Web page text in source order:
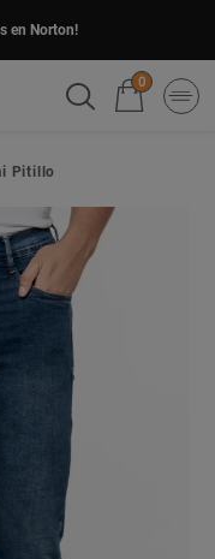
en Norton!
0
Pitillo